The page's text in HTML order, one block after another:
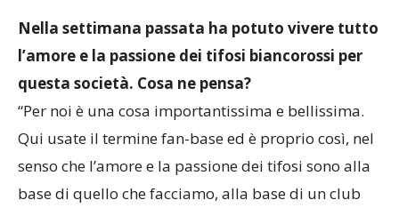
Nella settimana passata ha potuto vivere tutto
l’amore e la passione dei tifosi biancorossi per
questa società. Cosa ne pensa?
“Per noi è una cosa importantissima e bellissima.
Qui usate il termine fan-base ed è proprio così, nel
senso che l’amore e la passione dei tifosi sono alla
base di quello che facciamo, alla base di un club